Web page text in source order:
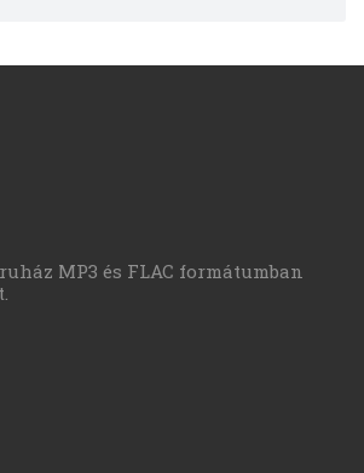
MP3 és FLAC formátumban